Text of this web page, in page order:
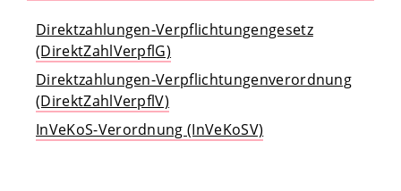
Direktzahlungen-Verpflichtungengesetz
(DirektZahlVerpflG)
Direktzahlungen-Verpflichtungenverordnung
(DirektZahlVerpflV)
InVeKoS-Verordnung (InVeKoSV)